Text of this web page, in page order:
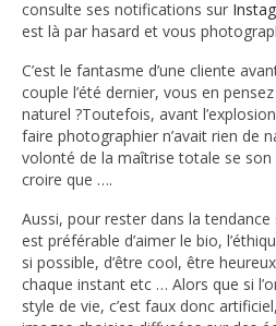
consulte ses notifications sur
est là par hasard et vous
C’est le fantasme d’une cliente
couple l’été dernier, vous en
naturel ?Toutefois, avant
faire photographier n’avait rien de
volonté de la maîtrise totale se
croire que ….
Aussi, pour rester dans la
est préférable d’aimer le bio,
si possible, d’être cool, être
chaque instant etc … Alors que si
style de vie, c’est faux donc